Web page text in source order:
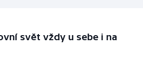
svět vždy u sebe i na